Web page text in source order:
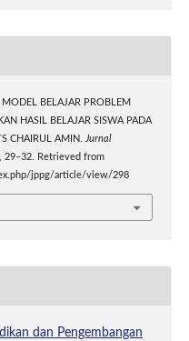
BELAJAR PROBLEM
HASIL BELAJAR SISWA PADA
CHAIRUL AMIN.
Jurnal
29–32. Retrieved from
jppg/article/view/298
dan Pengembangan